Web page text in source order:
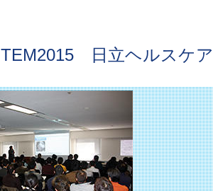
ITEM2015 日立ヘルスケ